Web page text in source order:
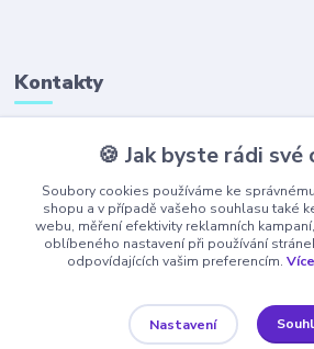
Kontakty
+420 777 323 641
(Po-Pá, 8-16 hod.)
obchod@ajaxshop.cz
🍪 Jak byste rádi své
Soubory cookies používáme ke
shopu a v případě vašeho souhlasu také
webu, měření efektivity reklamních
oblíbeného nastavení při používání
odpovídajících vašim preferencím.
Nastavení